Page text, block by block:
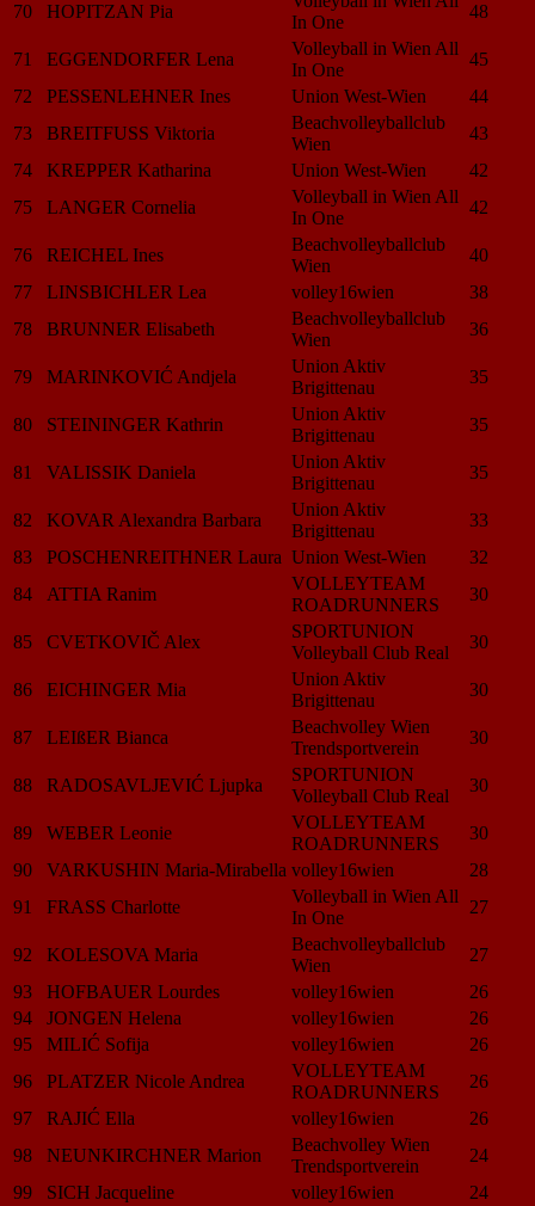
70 HOPITZAN Pia
In One
48
71 EGGENDORFER Lena
Volleyball in Wien All
In One
45
72
PESSENLEHNER Ines Union West-Wien
44
73
BREITFUSS Viktoria
Beachvolleyballclub
Wien
43
74
KREPPER Katharina Union West-Wien
42
75
LANGER Cornelia
Volleyball in Wien All
In One
42
76 REICHEL Ines
Beachvolleyballclub
Wien
40
77
LINSBICHLER Lea volley16wien
38
78
BRUNNER Elisabeth
Beachvolleyballclub
Wien
36
79 MARINKOVIĆ Andjela
Union Aktiv
Brigittenau
35
80 STEININGER Kathrin
Union Aktiv
Brigittenau
35
81 VALISSIK Daniela
Union Aktiv
Brigittenau
35
82 KOVAR Alexandra Barbara
Union Aktiv
Brigittenau
33
83
POSCHENREITHNER Laura Union West-Wien
32
84
ATTIA Ranim
VOLLEYTEAM
ROADRUNNERS
30
85 CVETKOVIČ Alex
SPORTUNION
Volleyball Club Real
30
86 EICHINGER Mia
Union Aktiv
Brigittenau
30
87 LEIßER Bianca
Beachvolley Wien
Trendsportverein
30
88 RADOSAVLJEVIĆ Ljupka
SPORTUNION
Volleyball Club Real
30
89 WEBER Leonie
VOLLEYTEAM
ROADRUNNERS
30
90
VARKUSHIN Maria-Mirabella volley16wien
28
91
FRASS Charlotte
Volleyball in Wien All
In One
27
92 KOLESOVA Maria
Beachvolleyballclub
Wien
27
93
HOFBAUER Lourdes volley16wien
26
94
JONGEN Helena volley16wien
26
95
MILIĆ Sofija volley16wien
26
96
PLATZER Nicole Andrea
VOLLEYTEAM
ROADRUNNERS
26
97
RAJIĆ Ella volley16wien
26
98
NEUNKIRCHNER Marion
Beachvolley Wien
Trendsportverein
24
99
SICH Jacqueline volley16wien
24